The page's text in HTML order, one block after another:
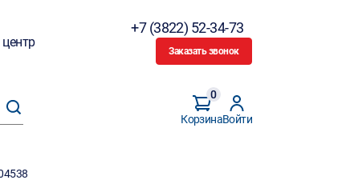
+7 (3822) 52-34-73
Заказать звонок
Корзина
0
Войти